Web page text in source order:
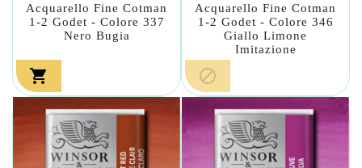
Acquarello Fine Cotman
1-2 Godet - Colore 337
Nero Bugia

Acquarello Fine Cotman
1-2 Godet - Colore 346
Giallo Limone
Imitazione
